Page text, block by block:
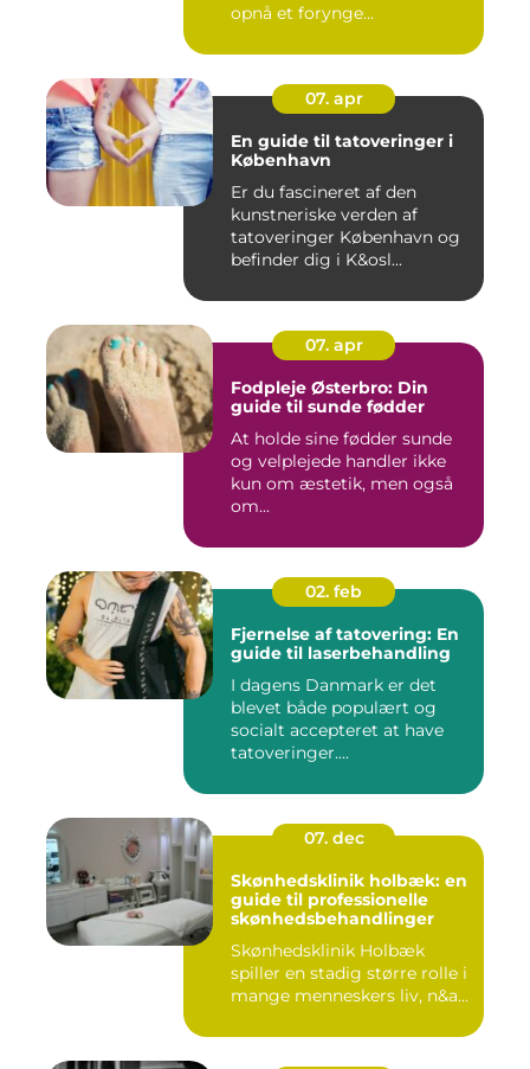
opnå et forynge...
07. apr
En guide til tatoveringer i
København
Er du fascineret af den
kunstneriske verden af
tatoveringer København og
befinder dig i K&osl...
07. apr
Fodpleje Østerbro: Din
guide til sunde fødder
At holde sine fødder sunde
og velplejede handler ikke
kun om æstetik, men også
om...
02. feb
Fjernelse af tatovering: En
guide til laserbehandling
I dagens Danmark er det
blevet både populært og
socialt accepteret at have
tatoveringer....
07. dec
Skønhedsklinik holbæk: en
guide til professionelle
skønhedsbehandlinger
Skønhedsklinik Holbæk
spiller en stadig større rolle i
mange menneskers liv, n&a...